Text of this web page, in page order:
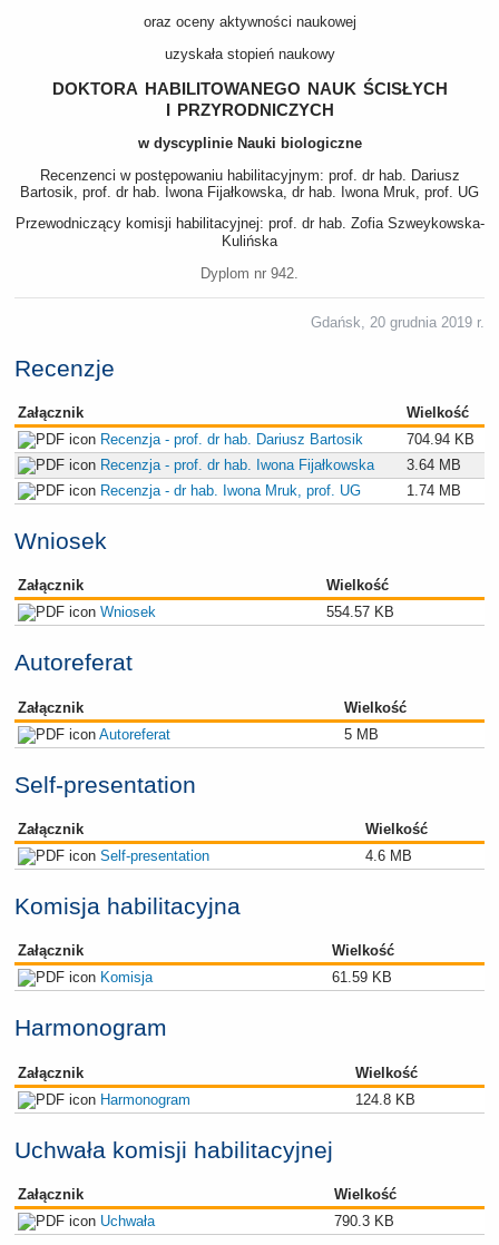
oraz oceny aktywności naukowej
uzyskała stopień naukowy
doktora habilitowanego nauk ścisłych
i przyrodniczych
w dyscyplinie Nauki biologiczne
Recenzenci w postępowaniu habilitacyjnym: prof. dr hab. Dariusz
Bartosik, prof. dr hab. Iwona Fijałkowska, dr hab. Iwona Mruk, prof. UG
Przewodniczący komisji habilitacyjnej: prof. dr hab. Zofia Szweykowska-
Kulińska
Dyplom nr 942.
Gdańsk, 20 grudnia 2019 r.
Recenzje
Załącznik
Wielkość
Recenzja - prof. dr hab. Dariusz Bartosik
704.94 KB
Recenzja - prof. dr hab. Iwona Fijałkowska
3.64 MB
Recenzja - dr hab. Iwona Mruk, prof. UG
1.74 MB
Wniosek
Załącznik
Wielkość
Wniosek
554.57 KB
Autoreferat
Załącznik
Wielkość
Autoreferat
5 MB
Self-presentation
Załącznik
Wielkość
Self-presentation
4.6 MB
Komisja habilitacyjna
Załącznik
Wielkość
Komisja
61.59 KB
Harmonogram
Załącznik
Wielkość
Harmonogram
124.8 KB
Uchwała komisji habilitacyjnej
Załącznik
Wielkość
Uchwała
790.3 KB